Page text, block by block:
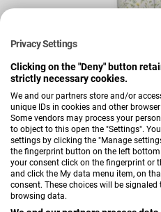
Privacy Settings
Clicking on the "Deny" button
strictly necessary cookies.
We and our partners store and/or
unique IDs in cookies and other
Some vendors may process your
to object to this open the "Settings".
settings by clicking the "Manage
the fingerprint button on the left
your consent click on the fingerprint or
and click the My data menu item, on
consent. These choices will be
browsing data.
Garnitur moments
Verkäufer:
Janine Design
Verkaufspreis
79,99 €
Regulärer Preis
99,95 €